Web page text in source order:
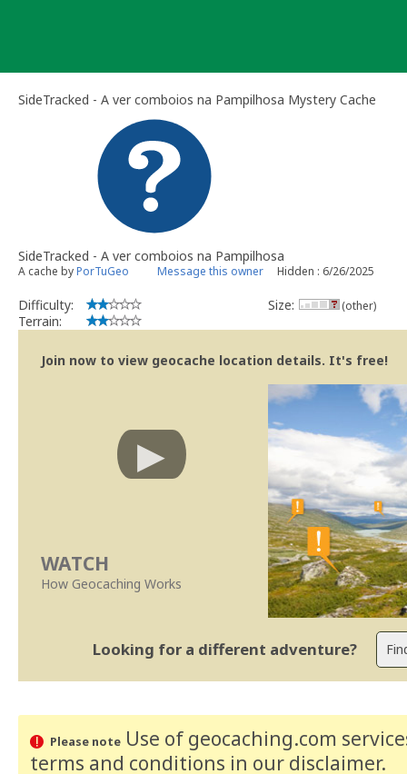
SideTracked - A ver comboios na Pampilhosa Mystery Cache
SideTracked - A ver comboios na Pampilhosa
A cache byPorTuGeo Message this owner Hidden : 6/26/2025
Difficulty:
Terrain:
Size: (other)
Join now to view geocache location details. It's free!
WATCH
How Geocaching Works
Looking for a different adventure?
Please noteUse of geocaching.com
terms and conditions in our disclaimer.